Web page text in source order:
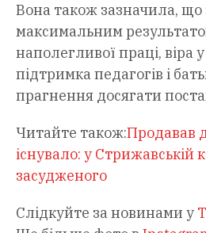
Вона також зазначила,
максимальним
наполегливої праці, віра
підтримка педагогів і
прагнення досягати
Читайте також:Продавав
існувало: у Стрижавській
засудженого
Слідкуйте за новинами у